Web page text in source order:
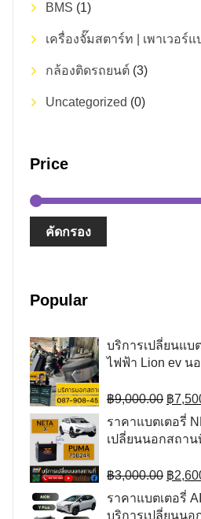
BMS (1)
เครื่องจั๊มสตาร์ท | เพาเวอร์
กล้องติดรถยนต์ (3)
Uncategorized (0)
Price
คัดกรอง
Popular
บริการเปลี่ยนแบ
ไฟฟ้า Lion ev น
฿9,000.00
price
was:
฿
฿
ราคาแบตเตอรี่
เปลี่ยนนอกสถาน
฿3,000.00
price
was:
฿
ราคาแบตเตอรี่
บริการเปลี่ยนนอ